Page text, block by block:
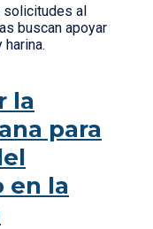
solicitudes al
buscan apoyar
la
para
en la